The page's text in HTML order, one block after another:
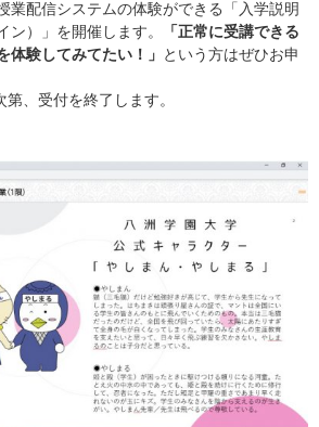
業配信システムの体験ができる「入学説明
ン）」 を開催します。
「正常に受講できる
体験してみてたい！」 という方はぜひお申
、受付を終了します。